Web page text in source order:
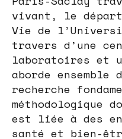
vivant, le
Vie de
travers d’une
laboratoires et
aborde ensemble
recherche
méthodologique
est liée à des
santé et bien-